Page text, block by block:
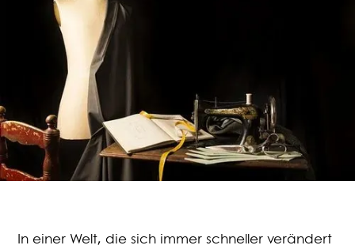
In einer Welt, die sich immer schneller verändert